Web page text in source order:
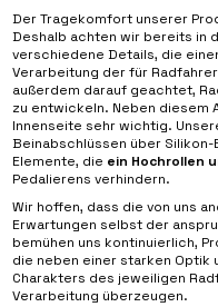
Der Tragekomfort unserer
Deshalb achten wir bereits in
verschiedene Details, die
Verarbeitung der für
außerdem darauf geachtet,
zu entwickeln. Neben diesem
Innenseite sehr wichtig.
Beinabschlüssen über
Elemente, die ein Hochrollen
Pedalierens verhindern.
Wir hoffen, dass die von uns
Erwartungen selbst der
bemühen uns kontinuierlich,
die neben einer starken Optik
Charakters des jeweiligen
Verarbeitung überzeugen.